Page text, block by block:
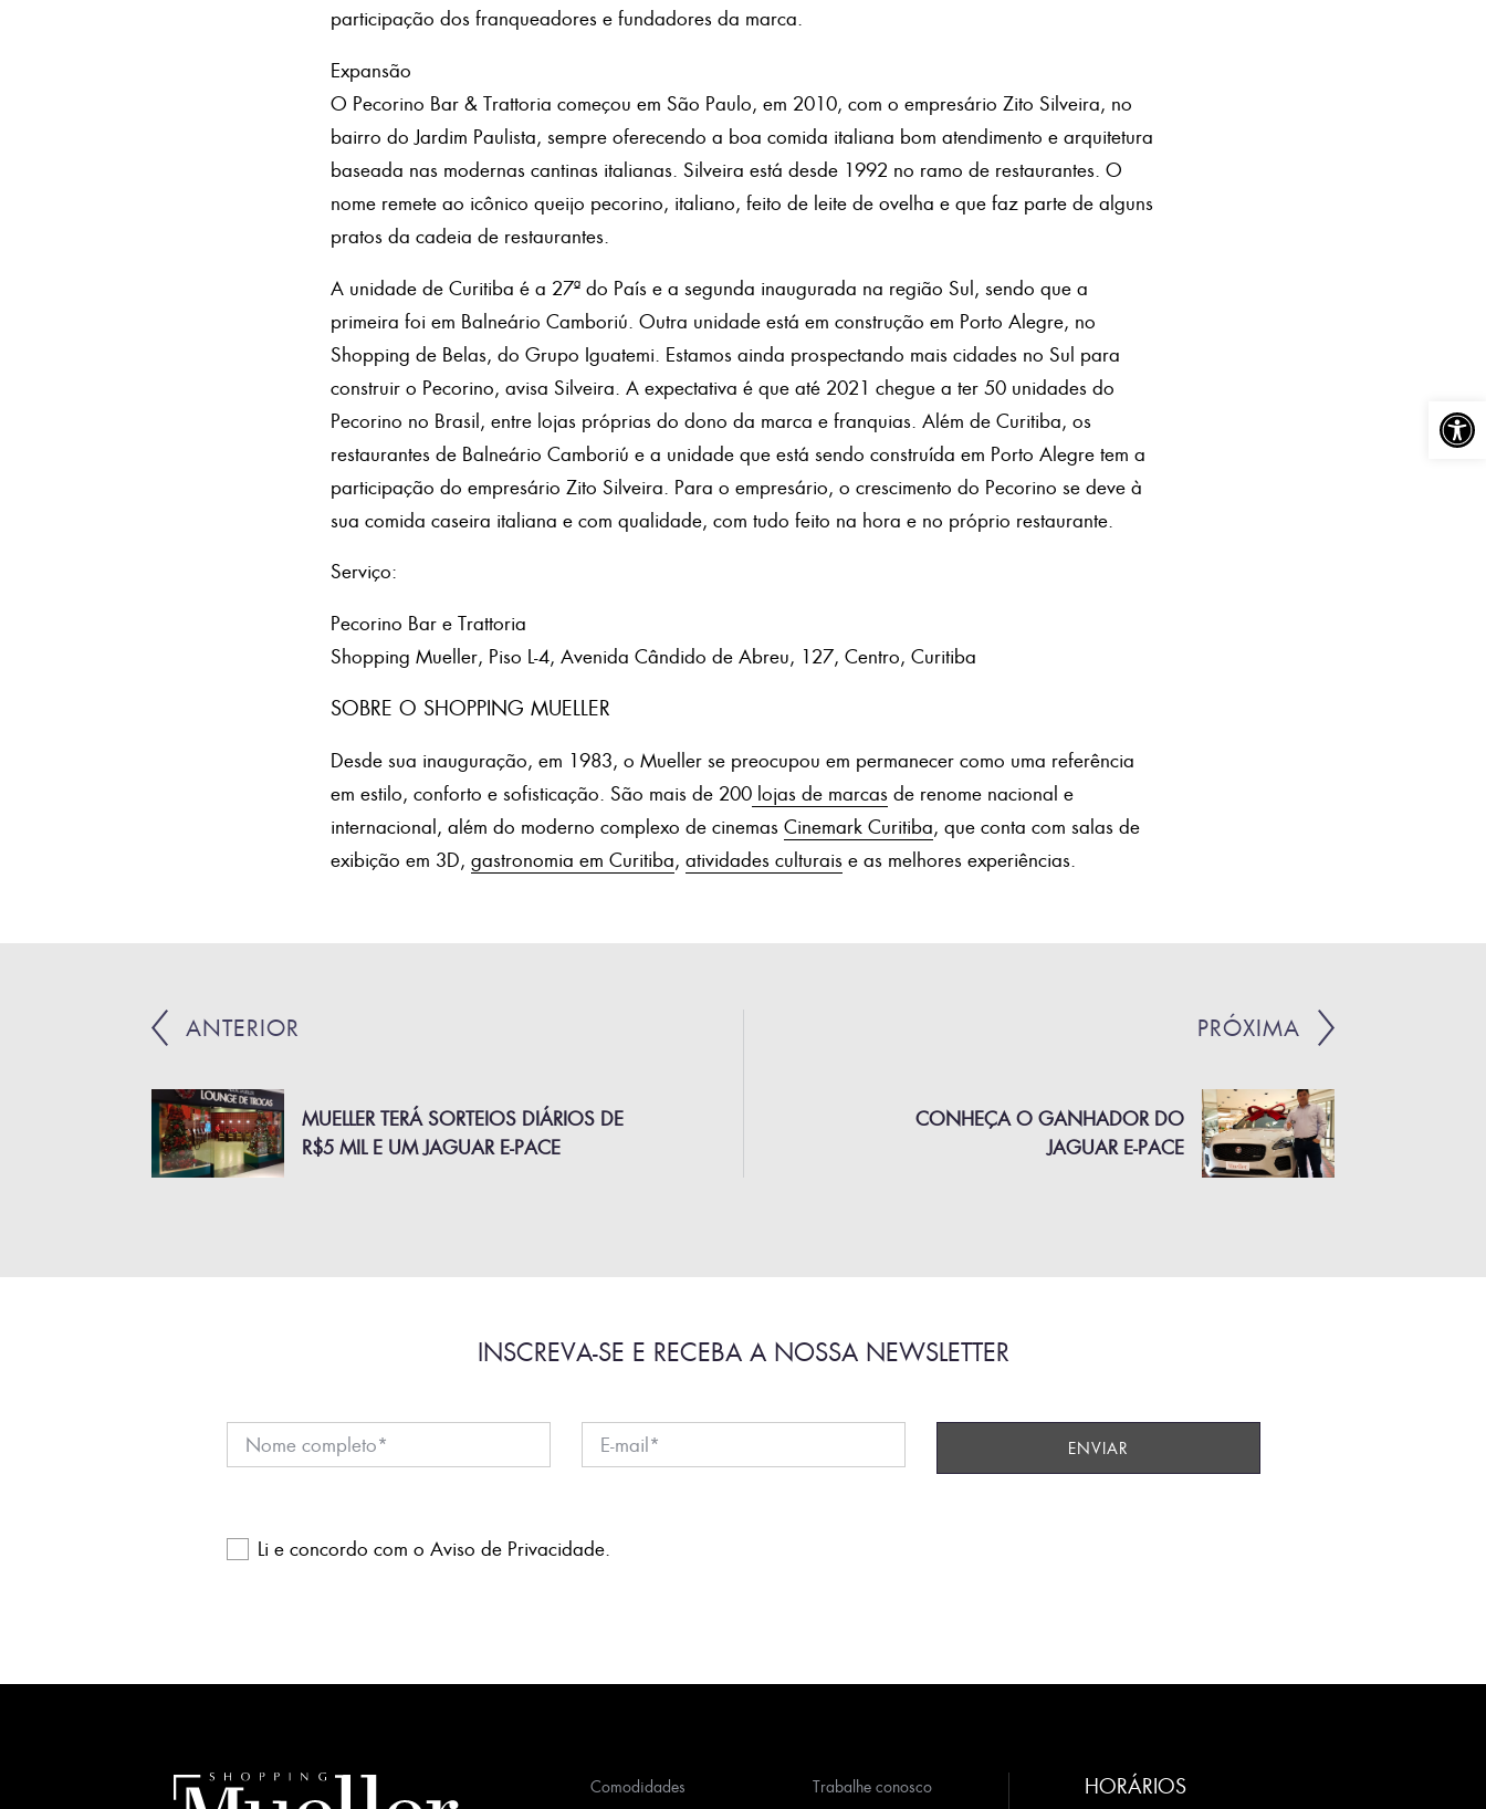
Abrir
participação dos franqueadores e fundadores da marca.
Expansão
O Pecorino Bar & Trattoria começou em São Paulo, em 2010, com o empresário Zito Silveira, no
bairro do Jardim Paulista, sempre oferecendo a boa comida italiana bom atendimento e arquitetura
baseada nas modernas cantinas italianas. Silveira está desde 1992 no ramo de restaurantes. O
nome remete ao icônico queijo pecorino, italiano, feito de leite de ovelha e que faz parte de alguns
pratos da cadeia de restaurantes.
A unidade de Curitiba é a 27ª do País e a segunda inaugurada na região Sul, sendo que a
primeira foi em Balneário Camboriú. Outra unidade está em construção em Porto Alegre, no
Shopping de Belas, do Grupo Iguatemi. Estamos ainda prospectando mais cidades no Sul para
construir o Pecorino, avisa Silveira. A expectativa é que até 2021 chegue a ter 50 unidades do
Pecorino no Brasil, entre lojas próprias do dono da marca e franquias. Além de Curitiba, os
restaurantes de Balneário Camboriú e a unidade que está sendo construída em Porto Alegre tem a
participação do empresário Zito Silveira. Para o empresário, o crescimento do Pecorino se deve à
sua comida caseira italiana e com qualidade, com tudo feito na hora e no próprio restaurante.
Serviço:
Pecorino Bar e Trattoria
Shopping Mueller, Piso L-4, Avenida Cândido de Abreu, 127, Centro, Curitiba
SOBRE O SHOPPING MUELLER
Desde sua inauguração, em 1983, o Mueller se preocupou em permanecer como uma referência
em estilo, conforto e sofisticação. São mais de 200 lojas de marcas de renome nacional e
internacional, além do moderno complexo de cinemas Cinemark Curitiba, que conta com salas de
exibição em 3D, gastronomia em Curitiba, atividades culturais e as melhores experiências.
ANTERIOR
MUELLER TERÁ SORTEIOS DIÁRIOS DE
R$5 MIL E UM JAGUAR E-PACE
PRÓXIMA
CONHEÇA O GANHADOR DO
JAGUAR E-PACE
INSCREVA-SE E RECEBA A NOSSA NEWSLETTER
Li e concordo com o Aviso de Privacidade.
empty.
Comodidades Trabalhe conosco HORÁRIOS